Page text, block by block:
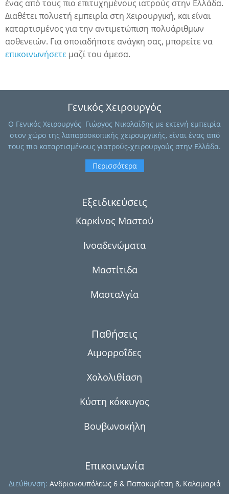
ένας από τους πιο επιτυχημένους ιατρούς στην Ελλάδα.
Διαθέτει πολυετή εμπειρία στη Χειρουργική, και είναι
καταρτισμένος για την αντιμετώπιση πολυάριθμων
ασθενειών. Για οποιαδήποτε ανάγκη σας, μπορείτε να
επικοινωνήσετε μαζί του άμεσα.
Γενικός Χειρουργός
O Γενικός Χειρουργός Γιώργος Νικολαΐδης με εκτενή εμπειρία
στον χώρο της λαπαροσκοπικής χειρουργικής, είναι ένας από
τους πιο καταρτισμένους γιατρούς-χειρουργούς στην Ελλάδα.
Περισσότερα
Εξειδικεύσεις
Καρκίνος Μαστού
Ινοαδενώματα
Μαστίτιδα
Μασταλγία
Παθήσεις
Αιμορροΐδες
Χολολιθίαση
Κύστη κόκκυγος
Βουβωνοκήλη
Επικοινωνία
Διεύθυνση: Ανδριανουπόλεως 6 & Παπακυρίτση 8, Καλαμαριά